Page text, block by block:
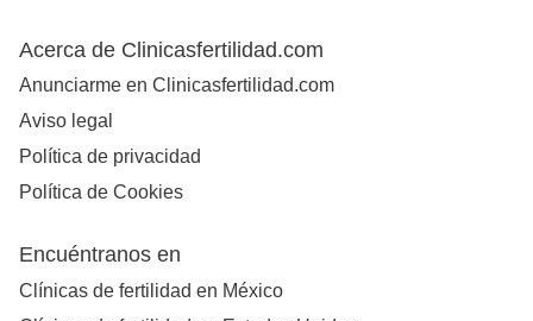
Acerca de Clinicasfertilidad.com
Anunciarme en Clinicasfertilidad.com
Aviso legal
Política de privacidad
Política de Cookies
Encuéntranos en
Clínicas de fertilidad en México